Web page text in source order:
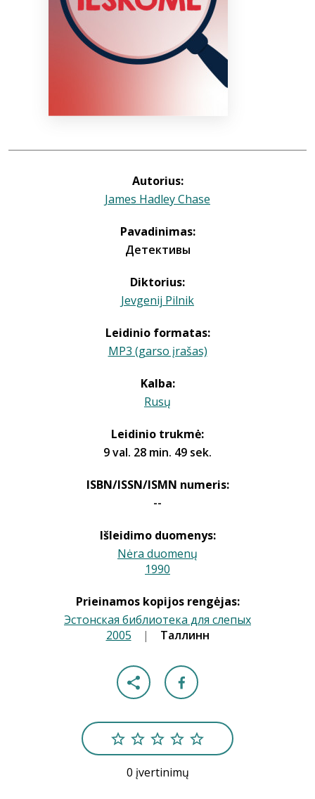
Autorius:
James Hadley Chase
Pavadinimas:
Детективы
Diktorius:
Jevgenij Pilnik
Leidinio formatas:
MP3 (garso įrašas)
Kalba:
Rusų
Leidinio trukmė:
9 val. 28 min. 49 sek.
ISBN/ISSN/ISMN numeris:
--
Išleidimo duomenys:
Nėra duomenų
|
1990
Prieinamos kopijos rengėjas:
Эстонская библиотека для слепых
2005 | Таллинн
0 įvertinimų